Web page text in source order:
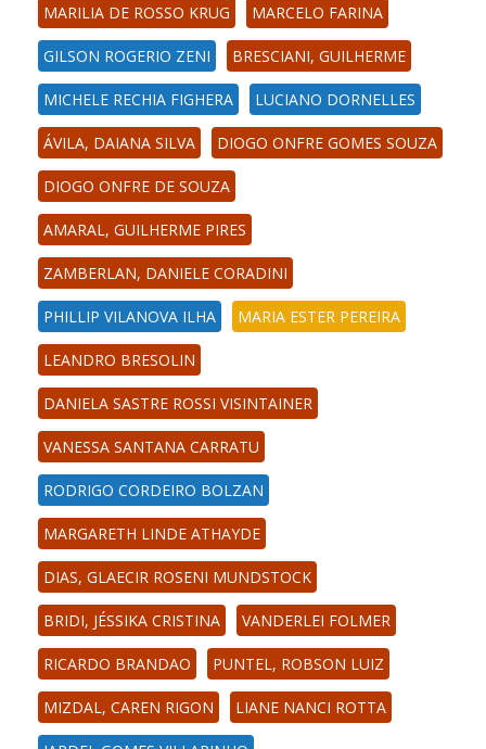
MARILIA DE ROSSO KRUG MARCELO FARINA
GILSON ROGERIO ZENI BRESCIANI, GUILHERME
MICHELE RECHIA FIGHERA LUCIANO DORNELLES
ÁVILA, DAIANA SILVA DIOGO ONFRE GOMES SOUZA
DIOGO ONFRE DE SOUZA
AMARAL, GUILHERME PIRES
ZAMBERLAN, DANIELE CORADINI
PHILLIP VILANOVA ILHA MARIA ESTER PEREIRA
LEANDRO BRESOLIN
DANIELA SASTRE ROSSI VISINTAINER
VANESSA SANTANA CARRATU
RODRIGO CORDEIRO BOLZAN
MARGARETH LINDE ATHAYDE
DIAS, GLAECIR ROSENI MUNDSTOCK
BRIDI, JÉSSIKA CRISTINA VANDERLEI FOLMER
RICARDO BRANDAO PUNTEL, ROBSON LUIZ
MIZDAL, CAREN RIGON LIANE NANCI ROTTA